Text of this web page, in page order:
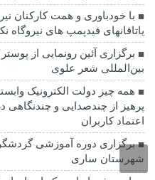
با خودباوری و همت کارکنان
یاتاقانهای فیدپمپ های نیروگاه
برگزاری آئین رونمایی از
بین‌المللی شعر علوی
همه چیز دولت الکترونیک
پرهیز از چندصدایی و
اعتماد کاربران
برگزاری دوره آموزشی
شهرستان ساری